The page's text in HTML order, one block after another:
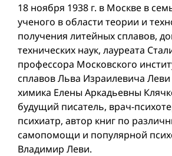
18 ноября 1938 г. в Москве в
ученого в области теории и
получения литейных сплавов,
технических наук, лауреата
профессора Московского
сплавов Льва Израилевича
химика Елены Аркадьевны
будущий писатель, врач-
психиатр, автор книг по
самопомощи и популярной
Владимир Леви.